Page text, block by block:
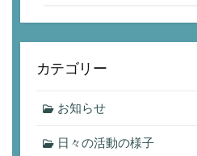
カテゴリー
お知らせ
日々の活動の様子